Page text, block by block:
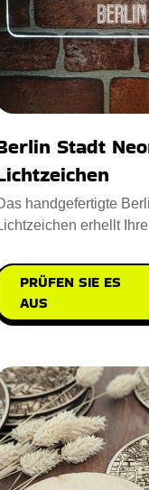
Stadt
handgefertigte
erhellt
PRÜFEN SIE ES
AUS